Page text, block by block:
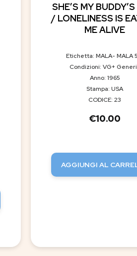
SHE’S MY
/ LONELINESS IS
ME ALIVE
Etichetta: MALA- MALA
Condizioni: VG+
Anno: 1965
Stampa: USA
CODICE: 23
€10.00
AGGIUNGI AL